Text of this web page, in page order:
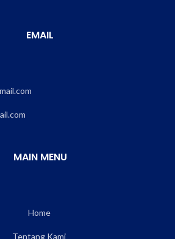
EMAIL
MAIN MENU
Home
Tentang Kami